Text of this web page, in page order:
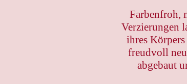
Farbenfroh,
Verzierungen
ihres
freudvoll
abgebaut